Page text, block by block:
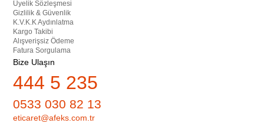
Üyelik Sözleşmesi
Gizlilik & Güvenlik
K.V.K.K Aydınlatma
Kargo Takibi
Alışverişsiz Ödeme
Fatura Sorgulama
Bize Ulaşın
444 5 235
0533 030 82 13
eticaret@afeks.com.tr